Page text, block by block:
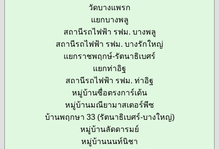
วัดบางแพรก
แยกบางพลู
สถานีรถไฟฟ้า รฟม. บางพลู
สถานีรถไฟฟ้า รฟม. บางรักใหญ่
แยกราชพฤกษ์-รัตนาธิเบศร์
แยกท่าอิฐ
สถานีรถไฟฟ้า รฟม. ท่าอิฐ
หมู่บ้านซื่อตรงการ์เด้น
หมู่บ้านมณียามาสเตอร์พีซ
บ้านพฤกษา 33 (รัตนาธิเบศร์-บางใหญ่)
หมู่บ้านลัดดารมย์
หมู่บ้านนนท์นิชา